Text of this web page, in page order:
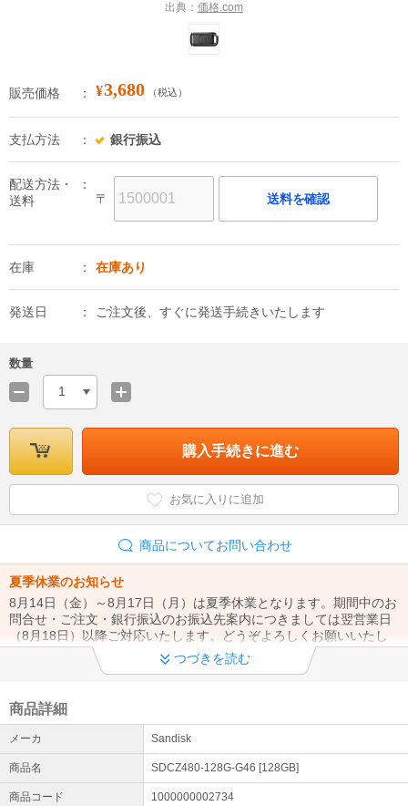
出典： 価格.com
販売価格 ¥3,680 （税込）
支払方法 銀行振込
配送方法・
送料
〒 送料を確認
在庫 在庫あり
発送日 ご注文後、すぐに発送手続きいたします
数量
1
購入手続きに進む
お気に入りに追加
商品についてお問い合わせ
夏季休業のお知らせ
8月14日（金）～8月17日（月）は夏季休業となります。期間中のお
問合せ・ご注文・銀行振込のお振込先案内につきましては翌営業日
（8月18日）以降ご対応いたします。どうぞよろしくお願いいたし
ます。
7月28日(火）に発生した地震の影響により、九州地域への配達遅延
が発生しております。 詳細はヤマト運輸HPにてご確認ください→ h
ttps://www.yamato-hd.co.jp
営業時間について
土日祝日休業。出荷は営業日の午後2時まで（銀行振込のご注文はお
つづきを読む
商品詳細
メーカ Sandisk
商品名 SDCZ480-128G-G46 [128GB]
商品コード 1000000002734